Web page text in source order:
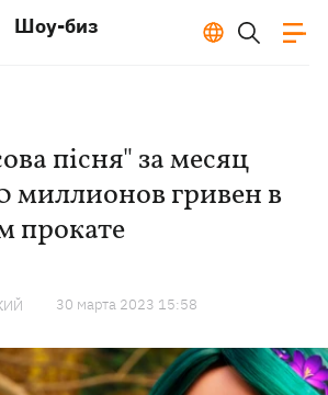
Шоу-биз
пісня" за месяц
миллионов гривен в
прокате
30 марта 2023 15:58